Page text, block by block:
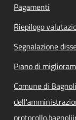
Pagamenti
Riepilogo
Segnalazione
Piano di
Comune di